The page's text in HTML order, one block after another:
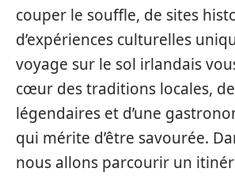
couper le souffle, de sites
d’expériences culturelles
voyage sur le sol irlandais
cœur des traditions locales,
légendaires et d’une
qui mérite d’être savourée.
nous allons parcourir un